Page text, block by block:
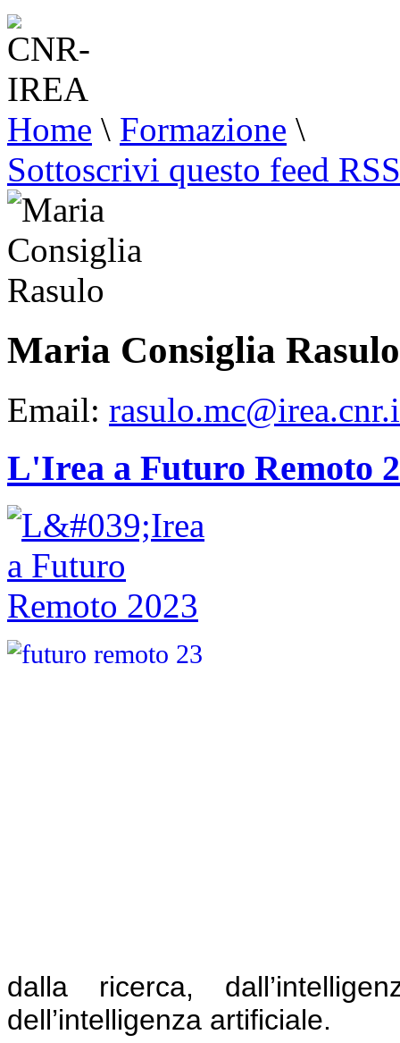
Home \ Formazione \
Sottoscrivi questo feed RSS
Maria Consiglia Rasulo
Email:
L'Irea a Futuro Remoto
dalla ricerca,
dell’intelligenza artificiale.